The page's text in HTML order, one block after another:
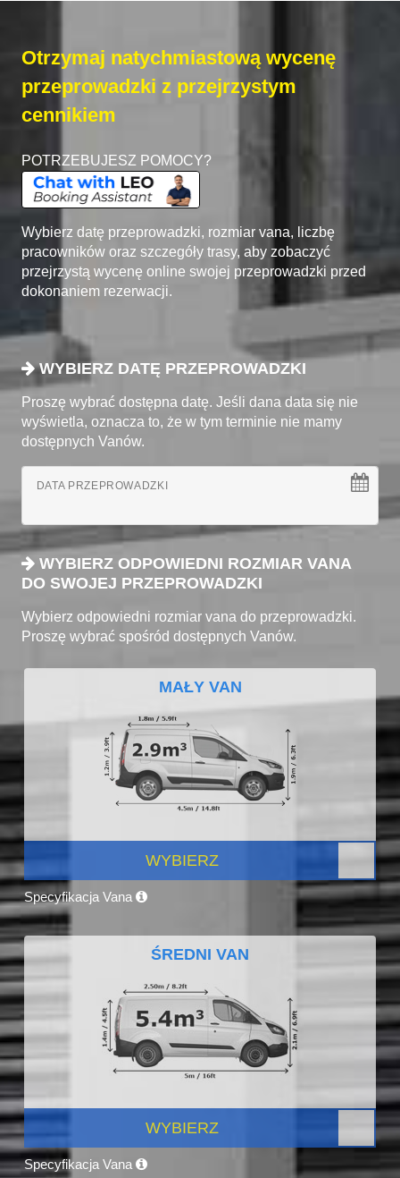
Otrzymaj natychmiastową wycenę
przeprowadzki z przejrzystym
cennikiem
POTRZEBUJESZ POMOCY?
Wybierz datę przeprowadzki, rozmiar vana, liczbę
pracowników oraz szczegóły trasy, aby zobaczyć
przejrzystą wycenę online swojej przeprowadzki przed
dokonaniem rezerwacji.
WYBIERZ DATĘ PRZEPROWADZKI
Proszę wybrać dostępna datę. Jeśli dana data się nie
wyświetla, oznacza to, że w tym terminie nie mamy
dostępnych Vanów.
DATA PRZEPROWADZKI
WYBIERZ ODPOWIEDNI ROZMIAR VANA
DO SWOJEJ PRZEPROWADZKI
Wybierz odpowiedni rozmiar vana do przeprowadzki.
Proszę wybrać spośród dostępnych Vanów.
MAŁY VAN
WYBIERZ
Specyfikacja Vana
ŚREDNI VAN
WYBIERZ
Specyfikacja Vana